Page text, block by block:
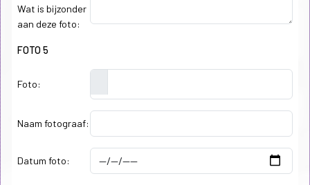
Wat is bijzonder
aan deze foto:
FOTO 5
Foto:
Naam fotograaf:
Datum foto: